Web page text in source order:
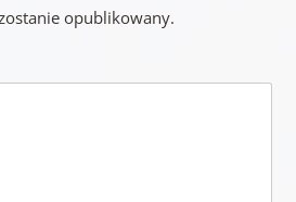
opublikowany.